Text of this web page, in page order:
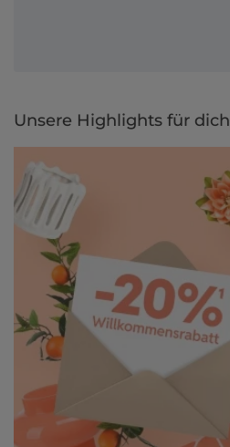
Unsere Highlights für dich